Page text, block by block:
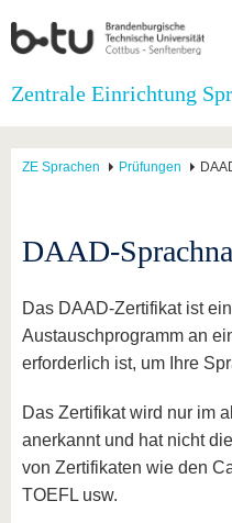
Startseite
Universität
Die BTU
Karriere
Partnerschaften
Strukturwandel
Forschung
Förderung
Nachwuchs
Studium
Im
Nach
dem
Studium
Zentrale Einrichtung
ZE Sprachen Prüfungen
DAAD-
Das DAAD-Zertifikat ist
Austauschprogramm an
erforderlich ist, um Ihre
Das Zertifikat wird nur im
anerkannt und hat nicht
von Zertifikaten wie den
TOEFL usw.